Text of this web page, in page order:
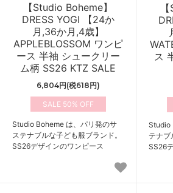
【Studio Boheme】
DRESS YOGI 【24か
月,36か月,4歳】
APPLEBLOSSOM ワンピ
ース 半袖 シュークリー
ム柄 SS26 KTZ SALE
6,804円(税618円)
50%
Studio Boheme は、パリ発のサ
ステナブルな子ども服ブランド。
SS26デザインのワンピース
ス
Studio
テナブ
SS26